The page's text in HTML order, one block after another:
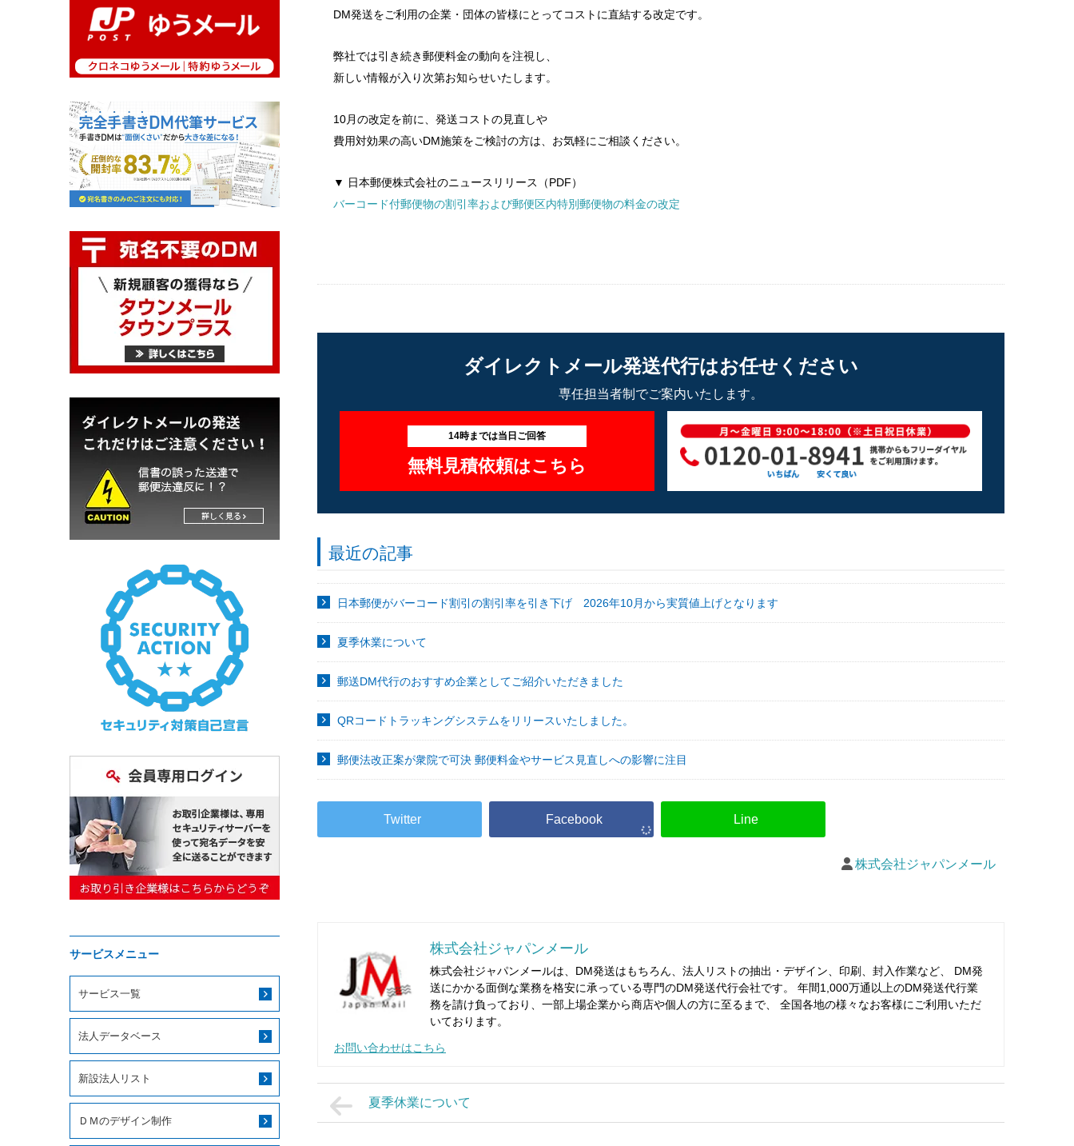
DM発送をご利用の企業・団体の皆様にとってコストに直結する改定です。
弊社では引き続き郵便料金の動向を注視し、
新しい情報が入り次第お知らせいたします。
10月の改定を前に、発送コストの見直しや
費用対効果の高いDM施策をご検討の方は、お気軽にご相談ください。
▼ 日本郵便株式会社のニュースリリース（PDF）
バーコード付郵便物の割引率および郵便区内特別郵便物の料金の改定
ダイレクトメール発送代行はお任せください
専任担当者制でご案内いたします。
14時までは当日ご回答
無料見積依頼はこちら
最近の記事
日本郵便がバーコード割引の割引率を引き下げ 2026年10月から実質値上げとなります
夏季休業について
郵送DM代行のおすすめ企業としてご紹介いただきました
QRコードトラッキングシステムをリリースいたしました。
郵便法改正案が衆院で可決 郵便料金やサービス見直しへの影響に注目
株式会社ジャパンメール
株式会社ジャパンメール
株式会社ジャパンメールは、DM発送はもちろん、法人リストの抽出・デザイン、印刷、封入作業など、 DM発
送にかかる面倒な業務を格安に承っている専門のDM発送代行会社です。 年間1,000万通以上のDM発送代行業
務を請け負っており、一部上場企業から商店や個人の方に至るまで、 全国各地の様々なお客様にご利用いただ
いております。
お問い合わせはこちら
夏季休業について
サービスメニュー
サービス一覧
法人データベース
新設法人リスト
ＤＭのデザイン制作